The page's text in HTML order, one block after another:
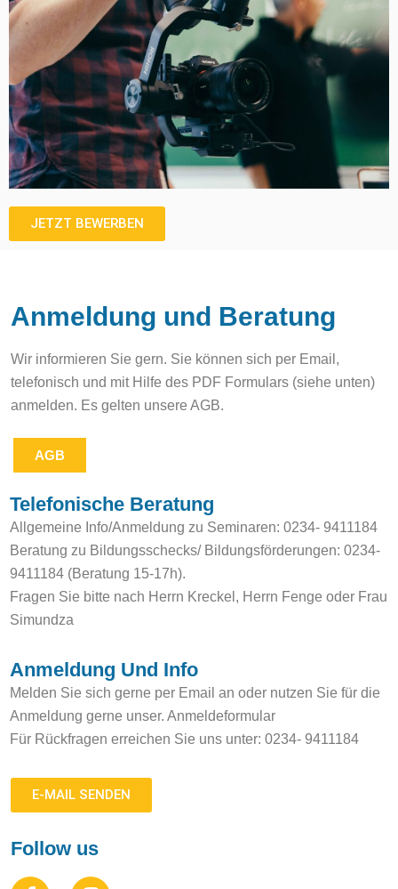
JETZT BEWERBEN
Anmeldung und Beratung
Wir informieren Sie gern. Sie können sich per Email,
telefonisch und mit Hilfe des PDF Formulars (siehe unten)
anmelden. Es gelten unsere AGB.
AGB
Telefonische Beratung
Allgemeine Info/Anmeldung zu Seminaren: 0234- 9411184
Beratung zu Bildungsschecks/ Bildungsförderungen: 0234-
9411184 (Beratung 15-17h).
Fragen Sie bitte nach Herrn Kreckel, Herrn Fenge oder Frau
Simundza
Anmeldung Und Info
Melden Sie sich gerne per Email an oder nutzen Sie für die
Anmeldung gerne unser. Anmeldeformular
Für Rückfragen erreichen Sie uns unter: 0234- 9411184
E-MAIL SENDEN
Follow us